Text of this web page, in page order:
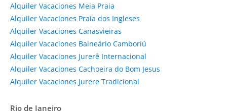
Alquiler Vacaciones Meia Praia
Alquiler Vacaciones Praia dos Ingleses
Alquiler Vacaciones Canasvieiras
Alquiler Vacaciones Balneário Camboriú
Alquiler Vacaciones Jurerê Internacional
Alquiler Vacaciones Cachoeira do Bom Jesus
Alquiler Vacaciones Jurere Tradicional
Rio de Janeiro